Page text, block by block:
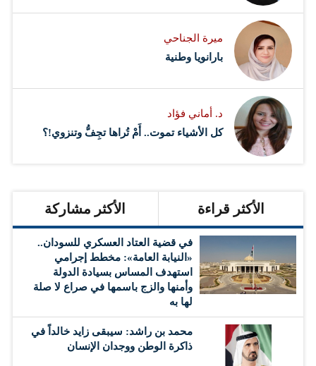
ميرة الجناحي
بارانويا وطنية
د. أماني فؤاد
كل الأشياء تموت.. أَمْ تُراها تجِفُّ وتنزوي!؟
الأكثر قراءة الأكثر مشاركة
في قضية العتاد العسكري للسودان..
«النيابة العامة»: مخطط إجرامي
استهدف المساس بسيادة الدولة
وأمنها والزج باسمها في صراع لا صلة
لها به
محمد بن راشد: سيبقى زايد خالداً في
ذاكرة الوطن ووجدان الإنسان